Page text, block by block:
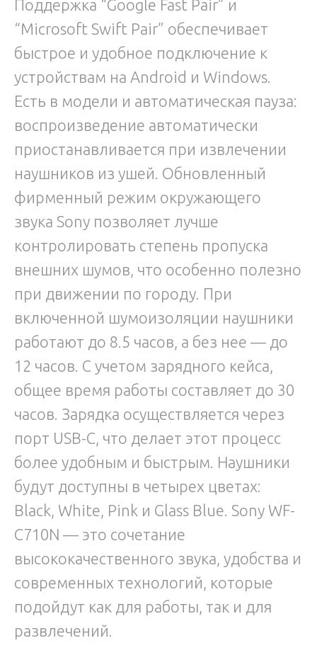
Поддержка “Google Fast Pair” и
“Microsoft Swift Pair” обеспечивает
быстрое и удобное подключение к
устройствам на Android и Windows.
Есть в модели и автоматическая пауза:
воспроизведение автоматически
приостанавливается при извлечении
наушников из ушей. Обновленный
фирменный режим окружающего
звука Sony позволяет лучше
контролировать степень пропуска
внешних шумов, что особенно полезно
при движении по городу. При
включенной шумоизоляции наушники
работают до 8.5 часов, а без нее — до
12 часов. С учетом зарядного кейса,
общее время работы составляет до 30
часов. Зарядка осуществляется через
порт USB-C, что делает этот процесс
более удобным и быстрым. Наушники
будут доступны в четырех цветах:
Black, White, Pink и Glass Blue. Sony WF-
C710N — это сочетание
высококачественного звука, удобства и
современных технологий, которые
подойдут как для работы, так и для
развлечений.